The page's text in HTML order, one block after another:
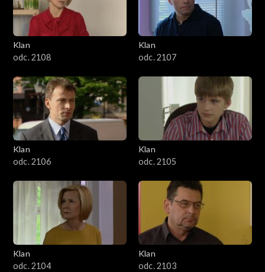
Klan
odc. 2108
Klan
odc. 2107
Klan
odc. 2106
Klan
odc. 2105
Klan
odc. 2104
Klan
odc. 2103